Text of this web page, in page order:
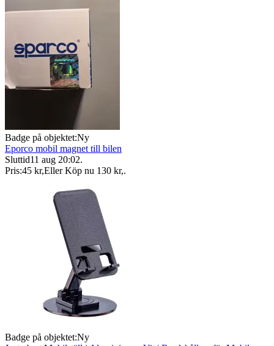
Badge på objektet:Ny
Eporco mobil magnet till bilen
Sluttid11 aug 20:02.
Pris:45 kr,Eller Köp nu 130 kr,.
Badge på objektet:Ny